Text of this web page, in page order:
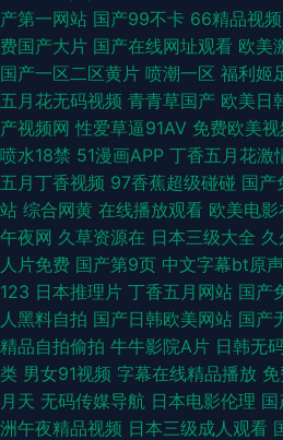
产第一网站 国产99不卡 66精品视频
费国产大片 国产在线网址观看 欧美
国产一区二区黄片 喷潮一区 福利姬
五月花无码视频 青青草国产 欧美日
产视频网 性爱草逼91AV 免费欧美视
喷水18禁 51漫画APP 丁香五月花激
五月丁香视频 97香蕉超级碰碰 国产
站 综合网黄 在线播放观看 欧美电
午夜网 久草资源在 日本三级大全 久
人片免费 国产第9页 中文字幕bt原声
123 日本推理片 丁香五月网站 国产
人黑料自拍 国产日韩欧美网站 国产
精品自拍偷拍 牛牛影院A片 日韩无
类 男女91视频 字幕在线精品播放
月天 无码传媒导航 日本电影伦理
洲午夜精品视频 日本三级成人观看